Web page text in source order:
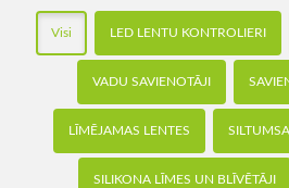
Visi LED LENTU KONTROLIERI
VADU SAVIENOTĀJI
LĪMĒJAMAS LENTES
SILIKONA LĪMES UN BLĪVĒTĀJI